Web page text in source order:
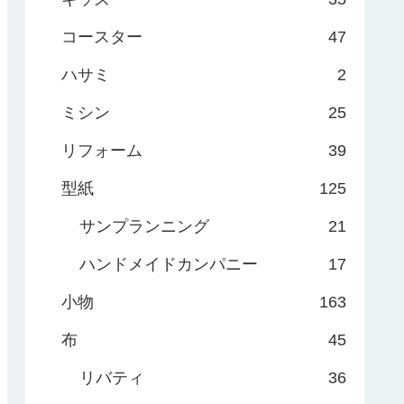
コースター 47
ハサミ 2
ミシン 25
リフォーム 39
型紙 125
サンプランニング 21
ハンドメイドカンパニー 17
小物 163
布 45
リバティ 36